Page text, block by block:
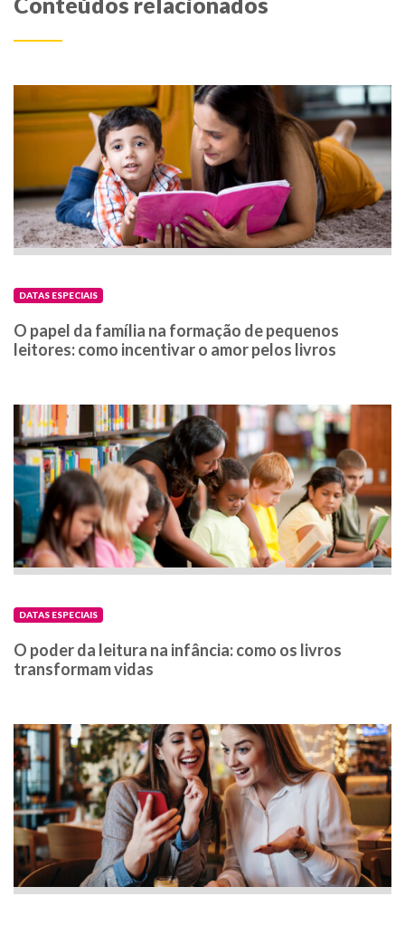
DATAS ESPECIAIS
O papel da família na formação de pequenos
leitores: como incentivar o amor pelos livros
DATAS ESPECIAIS
O poder da leitura na infância: como os livros
transformam vidas